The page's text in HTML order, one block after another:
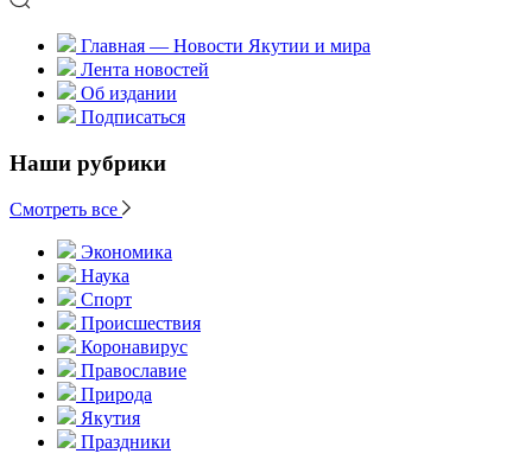
Главная — Новости Якутии и мира
Лента новостей
Об издании
Подписаться
Наши рубрики
Смотреть все
Экономика
Наука
Спорт
Происшествия
Коронавирус
Православие
Природа
Якутия
Праздники